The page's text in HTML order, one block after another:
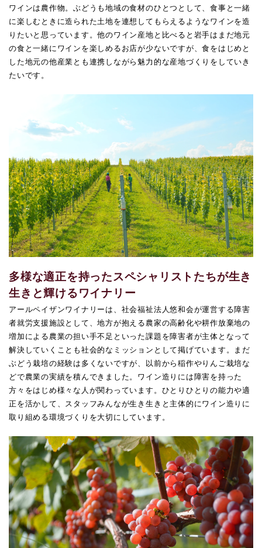
ワインは農作物。ぶどうも地域の食材のひとつとして、食事と一緒
に楽しむときに造られた土地を連想してもらえるようなワインを造
りたいと思っています。他のワイン産地と比べると岩手はまだ地元
の食と一緒にワインを楽しめるお店が少ないですが、食をはじめと
した地元の他産業とも連携しながら魅力的な産地づくりをしていき
たいです。
多様な適正を持ったスペシャリストたちが生き
生きと輝けるワイナリー
アールペイザンワイナリーは、社会福祉法人悠和会が運営する障害
者就労支援施設として、地方が抱える農家の高齢化や耕作放棄地の
増加による農業の担い手不足といった課題を障害者が主体となって
解決していくことも社会的なミッションとして掲げています。まだ
ぶどう栽培の経験は多くないですが、以前から稲作やりんご栽培な
どで農業の実績を積んできました。ワイン造りには障害を持った
方々をはじめ様々な人が関わっています。ひとりひとりの能力や適
正を活かして、スタッフみんなが生き生きと主体的にワイン造りに
取り組める環境づくりを大切にしています。